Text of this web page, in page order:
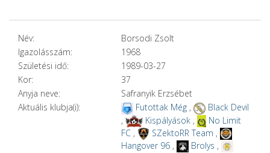
Név:
Borsodi Zsolt
Igazolásszám:
1968
Születési idő:
1989-03-27
Kor:
37
Anyja neve:
Safranyik Erzsébet
Aktuális klubja(i):
Futottak Még,
Black Devil
,
Kispályások ,
No Limit
FC, SZektoRR Team ,
Hangover 96, Brolys ,